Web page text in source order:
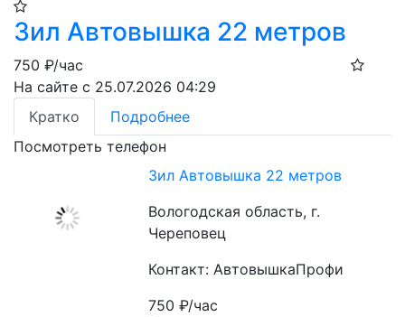
Зил Автовышка 22 метров
750 ₽/час
На сайте с 25.07.2026 04:29
Кратко
Подробнее
Посмотреть телефон
Зил Автовышка 22 метров
Вологодская область, г.
Череповец
Контакт: АвтовышкаПрофи
750₽/час